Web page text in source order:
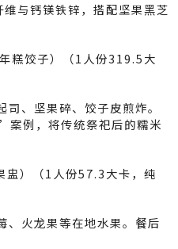
与钙镁铁锌，搭配坚果黑芝
糕饺子）（1人份319.5大
、坚果碎、饺子皮煎炸。
例，将传统祭祀后的糯米
盅）（1人份57.3大卡，纯
、火龙果等在地水果。餐后